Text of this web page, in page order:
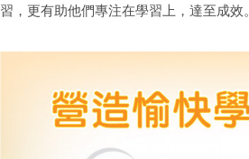
習，更有助他們專注在學習上，達至成效。